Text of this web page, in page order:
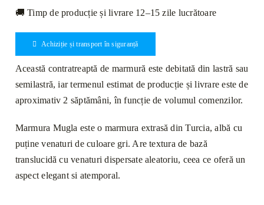
Marmură
Mugla
Lustruită
🚚 Timp de producție și livrare 12–15 zile lucrătoare
Achiziție și transport în siguranță
Această contratreaptă de marmură este debitată din lastră sau
semilastră, iar termenul estimat de producție și livrare este de
aproximativ 2 săptămâni, în funcție de volumul comenzilor.
Marmura Mugla este o marmura extrasă din Turcia, albă cu
puține venaturi de culoare gri. Are textura de bază
translucidă cu venaturi dispersate aleatoriu, ceea ce oferă un
aspect elegant si atemporal.